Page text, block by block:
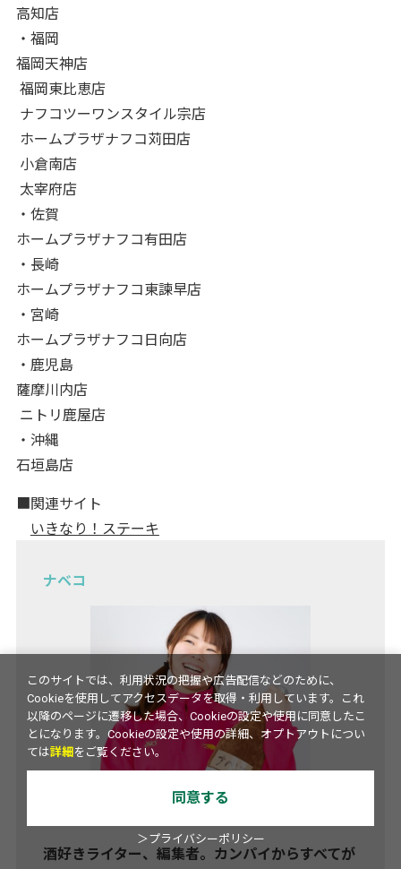
高知店
・福岡
福岡天神店
福岡東比恵店
ナフコツーワンスタイル宗店
ホームプラザナフコ苅田店
小倉南店
太宰府店
・佐賀
ホームプラザナフコ有田店
・長崎
ホームプラザナフコ東諫早店
・宮崎
ホームプラザナフコ日向店
・鹿児島
薩摩川内店
ニトリ鹿屋店
・沖縄
石垣島店
■関連サイト
いきなり！ステーキ
ナベコ
酒好きライター、編集者。カンパイからすべてが
このサイトでは、利用状況の把握や広告配信などのために、
Cookieを使用してアクセスデータを取得・利用しています。これ
以降のページに遷移した場合、Cookieの設定や使用に同意したこ
とになります。Cookieの設定や使用の詳細、オプトアウトについ
ては詳細 をご覧ください。
同意する
＞プライバシーポリシー